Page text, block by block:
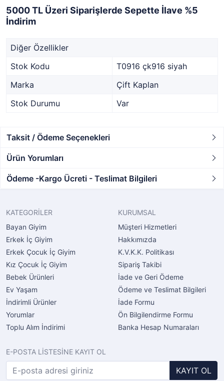
5000 TL Üzeri Siparişlerde Sepette İlave %5
İndirim
Diğer Özellikler
Stok Kodu
T0916 çk916 siyah
Marka
Çift Kaplan
Stok Durumu
Var
Taksit / Ödeme Seçenekleri
Ürün Yorumları
Ödeme -Kargo Ücreti - Teslimat Bilgileri
KATEGORİLER
Bayan Giyim
Erkek İç Giyim
Erkek Çocuk İç Giyim
Kız Çocuk İç Giyim
Bebek Ürünleri
Ev Yaşam
İndirimli Ürünler
Yorumlar
Toplu Alım İndirimi
KURUMSAL
Müşteri Hizmetleri
Hakkımızda
K.V.K.K. Politikası
Sipariş Takibi
İade ve Geri Ödeme
Ödeme ve Teslimat Bilgileri
İade Formu
Ön Bilgilendirme Formu
Banka Hesap Numaraları
E-POSTA LİSTESİNE KAYIT OL
KAYIT OL